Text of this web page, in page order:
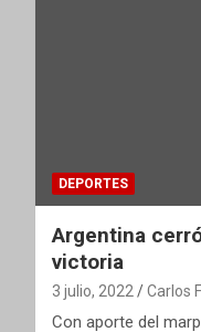
DEPORTES
Argentina
victoria
3 julio, 2022 Carlos
Con aporte del